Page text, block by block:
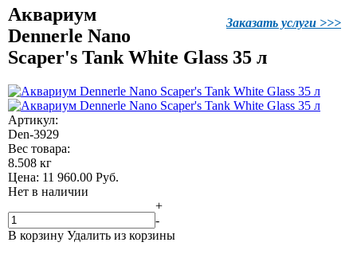
Заказать услуги >>>
Аквариум
Dennerle Nano
Scaper's Tank White Glass 35 л
Артикул:
Den-3929
Вес товара:
8.508 кг
Цена: 11 960.00 Руб.
Нет в наличии
+
-
В корзину Удалить из корзины